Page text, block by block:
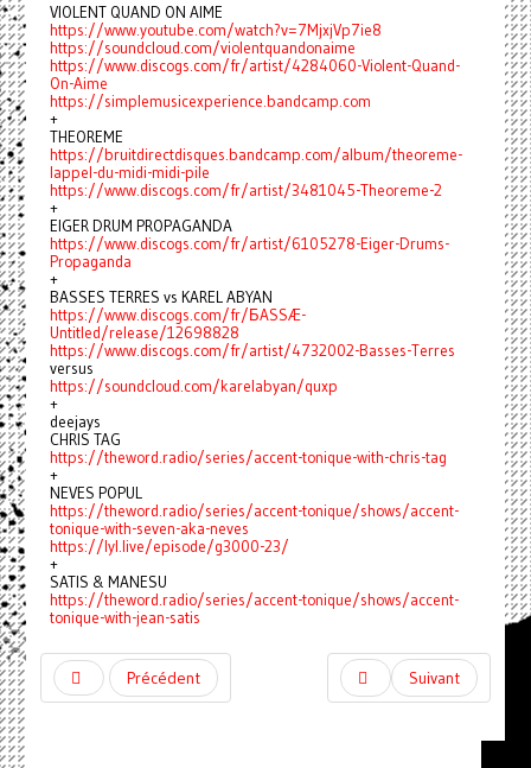
VIOLENT QUAND ON AIME
https://www.youtube.com/watch?v=7MjxjVp7ie8
https://soundcloud.com/violentquandonaime
https://www.discogs.com/fr/artist/4284060-Violent-Quand-
On-Aime
https://simplemusicexperience.bandcamp.com
+
THEOREME
https://bruitdirectdisques.bandcamp.com/album/theoreme-
lappel-du-midi-midi-pile
https://www.discogs.com/fr/artist/3481045-Theoreme-2
+
EIGER DRUM PROPAGANDA
https://www.discogs.com/fr/artist/6105278-Eiger-Drums-
Propaganda
+
BASSES TERRES vs KAREL ABYAN
https://www.discogs.com/fr/БASSÆ-
Untitled/release/12698828
https://www.discogs.com/fr/artist/4732002-Basses-Terres
versus
https://soundcloud.com/karelabyan/quxp
+
deejays
CHRIS TAG
https://theword.radio/series/accent-tonique-with-chris-tag
+
NEVES POPUL
https://theword.radio/series/accent-tonique/shows/accent-
tonique-with-seven-aka-neves
https://lyl.live/episode/g3000-23/
+
SATIS & MANESU
https://theword.radio/series/accent-tonique/shows/accent-
tonique-with-jean-satis
Précédent Suivant